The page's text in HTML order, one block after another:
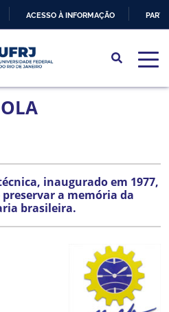
PARA
O
CONTEÚDO
ACESSO À INFORMAÇÃO
inaugurado em 1977,
a memória da
brasileira.